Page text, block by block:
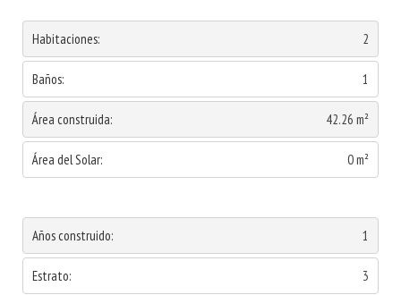
Habitaciones: 2
Baños: 1
Área construida: 42.26 m²
Área del Solar: 0 m²
Años construido: 1
Estrato: 3